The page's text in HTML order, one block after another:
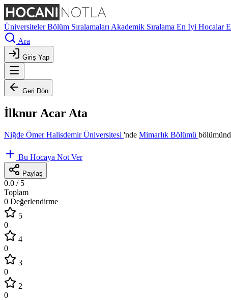
ÜniversitelerBölüm Sıralamaları Akademik Sıralama En İyi Hocalar
Ara
Giriş Yap
Geri Dön
İlknur Acar Ata
Niğde Ömer Halisdemir Üniversitesi 'nde Mimarlık Bölümü
Bu Hocaya Not Ver
Paylaş
0.0 / 5
Toplam
0 Değerlendirme
5
0
4
0
3
0
2
0